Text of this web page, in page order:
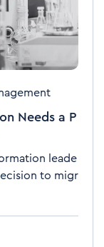
Needs a P
leade
to migr